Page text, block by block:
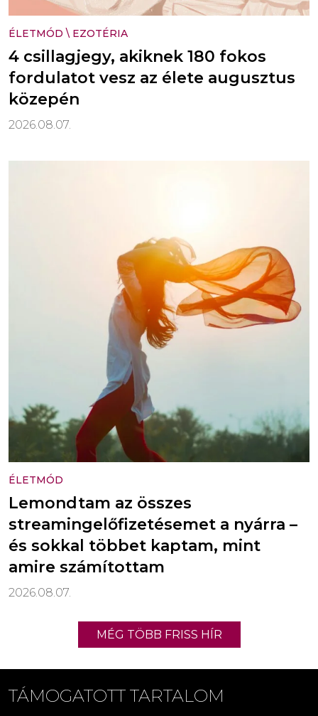
ÉLETMÓD \ EZOTÉRIA
4 csillagjegy, akiknek 180 fokos
fordulatot vesz az élete augusztus
közepén
2026.08.07.
ÉLETMÓD
Lemondtam az összes
streamingelőfizetésemet a nyárra –
és sokkal többet kaptam, mint
amire számítottam
2026.08.07.
MÉG TÖBB FRISS HÍR
TÁMOGATOTT TARTALOM